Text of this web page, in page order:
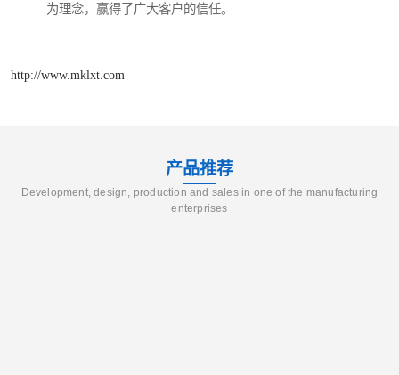
为理念，赢得了广大客户的信任。
http://www.mklxt.com
产品推荐
Development, design, production and sales in one of the manufacturing
enterprises